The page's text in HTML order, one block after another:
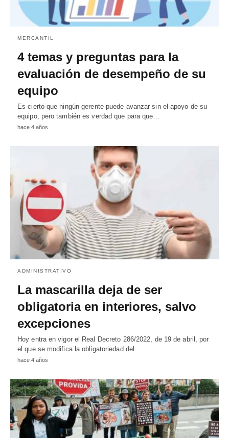
MERCANTIL
4 temas y preguntas para la
evaluación de desempeño de su
equipo
Es cierto que ningún gerente puede avanzar sin el apoyo de su
equipo, pero también es verdad que para que…
hace 4 años
ADMINISTRATIVO
La mascarilla deja de ser
obligatoria en interiores, salvo
excepciones
Hoy entra en vigor el Real Decreto 286/2022, de 19 de abril, por
el que se modifica la obligatoriedad del…
hace 4 años